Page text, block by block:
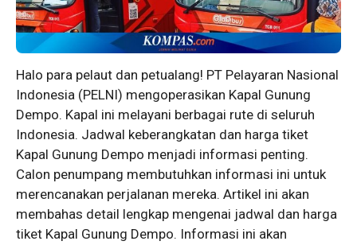
Halo para pelaut dan petualang! PT Pelayaran Nasional
Indonesia (PELNI) mengoperasikan Kapal Gunung
Dempo. Kapal ini melayani berbagai rute di seluruh
Indonesia. Jadwal keberangkatan dan harga tiket
Kapal Gunung Dempo menjadi informasi penting.
Calon penumpang membutuhkan informasi ini untuk
merencanakan perjalanan mereka. Artikel ini akan
membahas detail lengkap mengenai jadwal dan harga
tiket Kapal Gunung Dempo. Informasi ini akan